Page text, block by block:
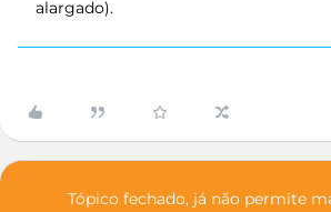
alargado).
Tópico fechado, já não permite